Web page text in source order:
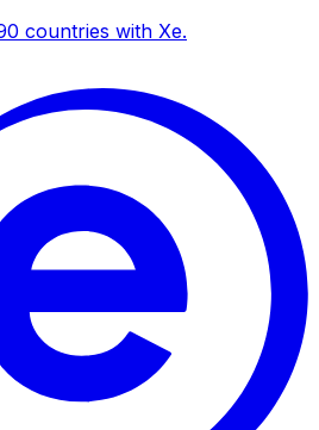
countries with Xe.